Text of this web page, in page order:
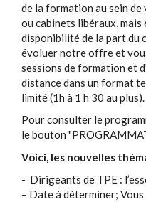
de la formation au sein
ou cabinets libéraux, mais
disponibilité de la part du
évoluer notre offre et
sessions de formation et
distance dans un format
limité (1h à 1 h 30 au plus).
Pour consulter le
le bouton
Voici, les nouvelles
- Dirigeants de TPE :
– Date à déterminer;